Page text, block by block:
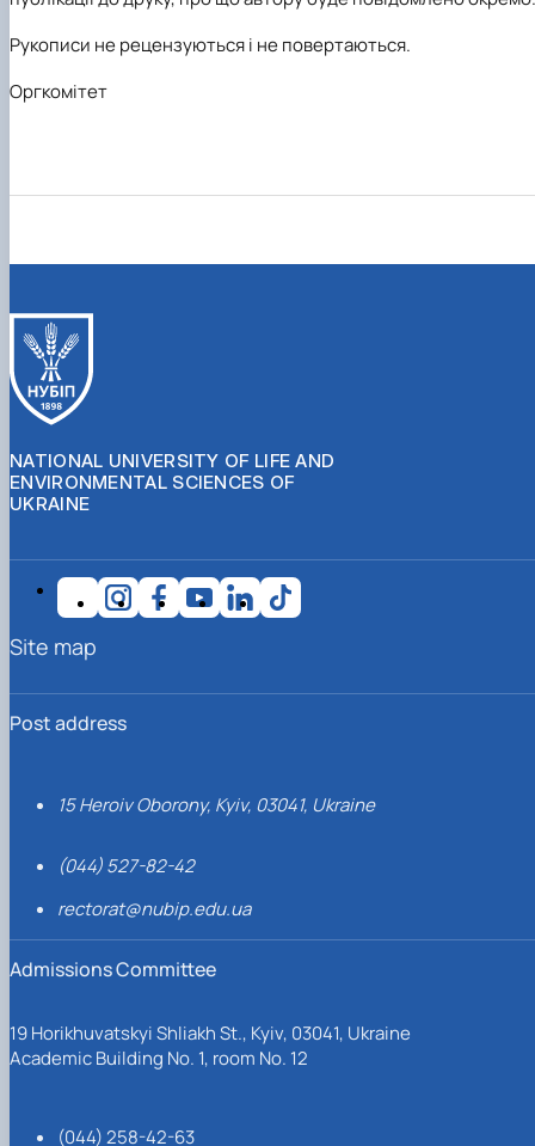
Рукописи не рецензуються і не повертаються.
Оргкомітет
NATIONAL UNIVERSITY OF LIFE AND
ENVIRONMENTAL SCIENCES OF
UKRAINE
Post address
15 Heroiv Oborony, Kyiv, 03041, Ukraine
(044) 527-82-42
rectorat@nubip.edu.ua
Admissions Committee
19 Horikhuvatskyi Shliakh St., Kyiv, 03041, Ukraine
Academic Building No. 1, room No. 12
(044) 258-42-63
Site map